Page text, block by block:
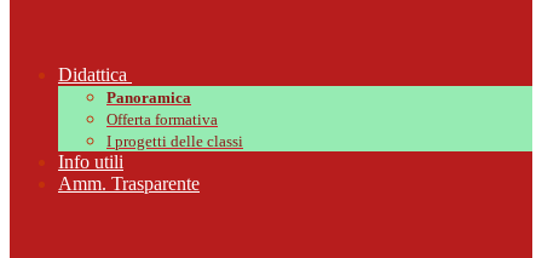
Didattica
Panoramica
Offerta formativa
I progetti delle classi
Info utili
Amm. Trasparente